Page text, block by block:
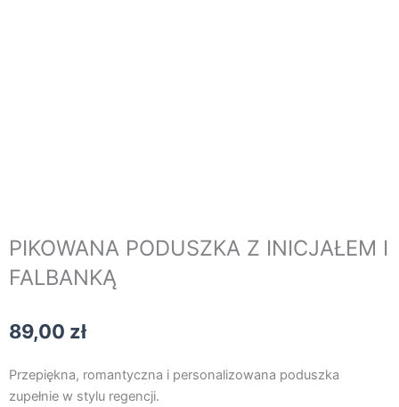
PIKOWANA PODUSZKA Z INICJAŁEM I
FALBANKĄ
89,00 zł
Przepiękna, romantyczna i personalizowana poduszka
zupełnie w stylu regencji.